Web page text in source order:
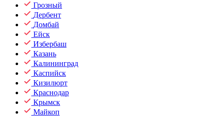
Грозный
Дербент
Домбай
Ейск
Избербаш
Казань
Калининград
Каспийск
Кизилюрт
Краснодар
Крымск
Майкоп